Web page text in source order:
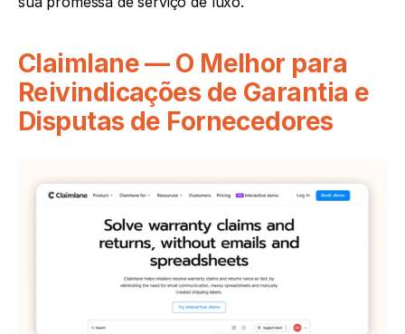
Claimlane — O Melhor para
Reivindicações de Garantia e
Disputas de Fornecedores